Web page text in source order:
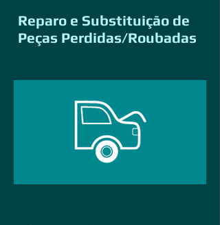
Reparo e Substituição de
Peças Perdidas/Roubadas